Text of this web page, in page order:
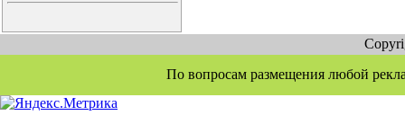
По вопросам размещения любой